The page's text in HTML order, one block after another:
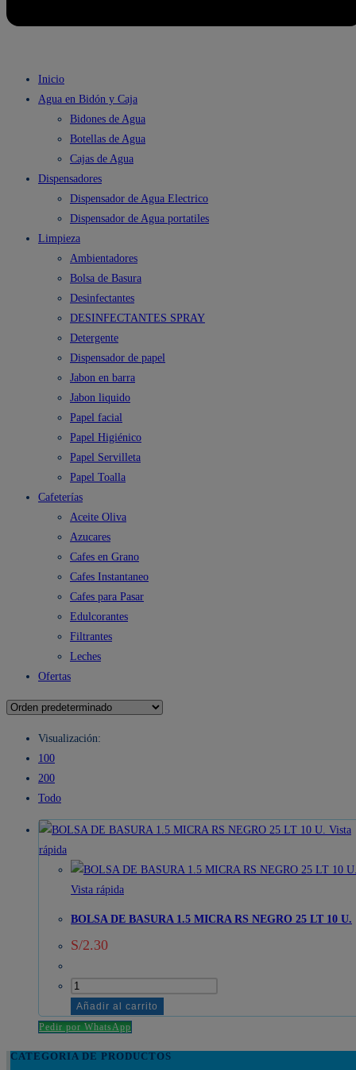
Inicio
Agua en Bidón y Caja
Bidones de Agua
Botellas de Agua
Cajas de Agua
Dispensadores
Dispensador de Agua Electrico
Dispensador de Agua portatiles
Limpieza
Ambientadores
Bolsa de Basura
Desinfectantes
DESINFECTANTES SPRAY
Detergente
Dispensador de papel
Jabon en barra
Jabon liquido
Papel facial
Papel Higiénico
Papel Servilleta
Papel Toalla
Cafeterías
Aceite Oliva
Azucares
Cafes en Grano
Cafes Instantaneo
Cafes para Pasar
Edulcorantes
Filtrantes
Leches
Ofertas
Visualización:
100
200
Todo
Vista
rápida
Vista rápida
BOLSA DE BASURA 1.5 MICRA RS NEGRO 25 LT 10 U.
S/2.30
BOLSA
DE
BASURA
Añadir al carrito
Pedir por WhatsApp
CATEGORIA DE PRODUCTOS